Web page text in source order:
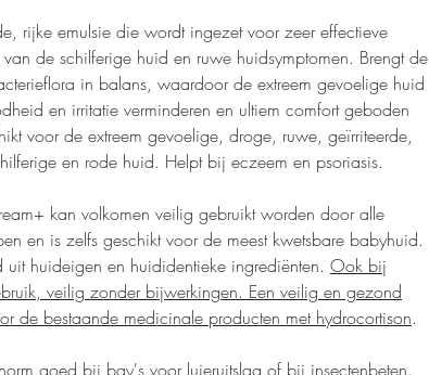
rijke emulsie die wordt ingezet voor zeer effectieve
de schilferige huid en ruwe huidsymptomen. Brengt de
in balans, waardoor de extreem gevoelige huid
en irritatie verminderen en ultiem comfort geboden
voor de extreem gevoelige, droge, ruwe, geïrriteerde,
en rode huid. Helpt bij eczeem en psoriasis.
kan volkomen veilig gebruikt worden door alle
en is zelfs geschikt voor de meest kwetsbare babyhuid.
huideigen en huididentieke ingrediënten. Ook bij
veilig zonder bijwerkingen. Een veilig en gezond
de bestaande medicinale producten met hydrocortison.
goed bij bay's voor luieruitslag of bij insectenbeten.